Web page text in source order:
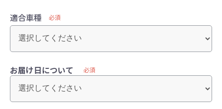
適合車種 必須
お届け日について 必須